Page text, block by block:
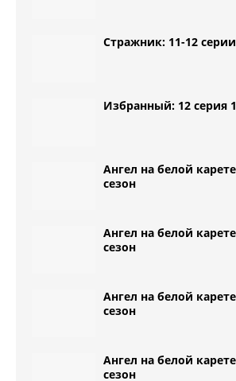
Стражник: 11-12
Избранный: 12 серия
Ангел на белой
сезон
Ангел на белой
сезон
Ангел на белой
сезон
Ангел на белой
сезон